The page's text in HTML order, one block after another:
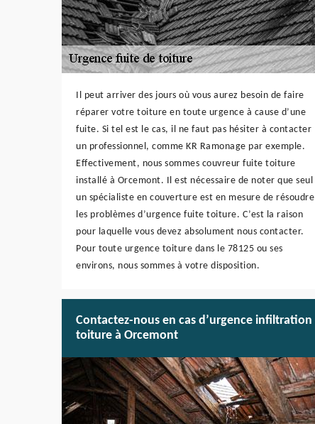
Il peut arriver des jours où vous aurez besoin de faire
réparer votre toiture en toute urgence à cause d’une
fuite. Si tel est le cas, il ne faut pas hésiter à contacter
un professionnel, comme KR Ramonage par exemple.
Effectivement, nous sommes couvreur fuite toiture
installé à Orcemont. Il est nécessaire de noter que seul
un spécialiste en couverture est en mesure de résoudre
les problèmes d’urgence fuite toiture. C’est la raison
pour laquelle vous devez absolument nous contacter.
Pour toute urgence toiture dans le 78125 ou ses
environs, nous sommes à votre disposition.
Contactez-nous en cas d’urgence infiltration
toiture à Orcemont